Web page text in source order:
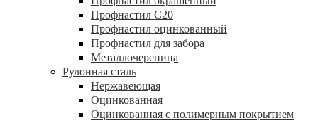
Профнастил С20
Профнастил оцинкованный
Профнастил для забора
Металлочерепица
Рулонная сталь
Нержавеющая
Оцинкованная
Оцинкованная с полимерным покрытием